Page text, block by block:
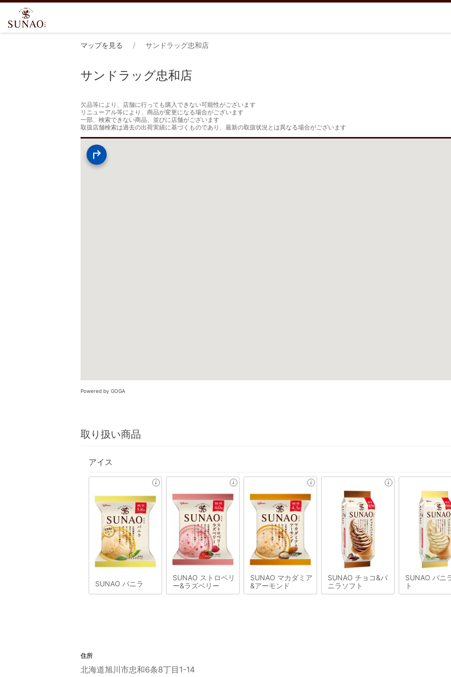
マップを見る サンドラッグ忠和店
サンドラッグ忠和店
欠品等により、店舗に行っても購入できない可能性がございます
リニューアル等により、商品が変更になる場合がございます
一部、検索できない商品、並びに店舗がございます
取扱店舗検索は過去の出荷実績に基づくものであり、最新の取扱状況とは異なる場合がございます
Powered by GOGA
取り扱い商品
アイス
SUNAO バニラ
SUNAO ストロベリ
ー&ラズベリー
SUNAO マカダミア
&アーモンド
SUNAO チョコ&バ
ニラソフト
SUNAO バニ
ト
住所
北海道旭川市忠和6条8丁目1-14